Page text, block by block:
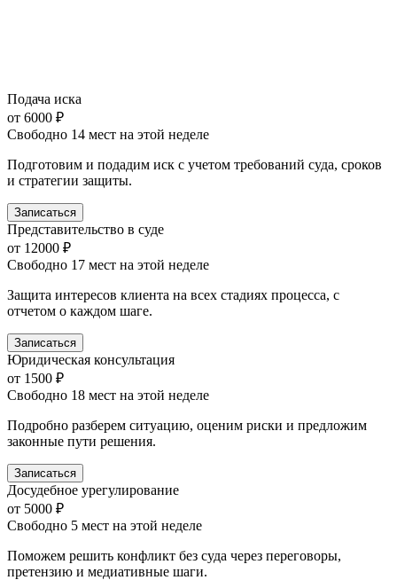
Подача иска
от 6000 ₽
Свободно 14 мест на этой неделе
Подготовим и подадим иск с учетом требований суда, сроков
и стратегии защиты.
Записаться
Представительство в суде
от 12000 ₽
Свободно 17 мест на этой неделе
Защита интересов клиента на всех стадиях процесса, с
отчетом о каждом шаге.
Записаться
Юридическая консультация
от 1500 ₽
Свободно 18 мест на этой неделе
Подробно разберем ситуацию, оценим риски и предложим
законные пути решения.
Записаться
Досудебное урегулирование
от 5000 ₽
Свободно 5 мест на этой неделе
Поможем решить конфликт без суда через переговоры,
претензию и медиативные шаги.